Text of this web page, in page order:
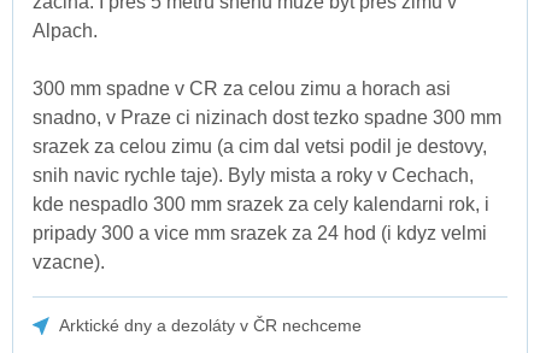
Alpach.
300 mm spadne v CR za celou zimu a horach asi
snadno, v Praze ci nizinach dost tezko spadne 300 mm
srazek za celou zimu (a cim dal vetsi podil je destovy,
snih navic rychle taje). Byly mista a roky v Cechach,
kde nespadlo 300 mm srazek za cely kalendarni rok, i
pripady 300 a vice mm srazek za 24 hod (i kdyz velmi
vzacne).
Arktické dny a dezoláty v ČR nechceme